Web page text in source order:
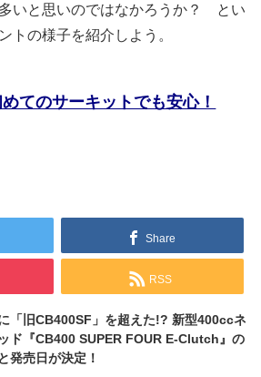
いと思いのではなかろうか？ とい
トの様子を紹介しよう。
てのサーキットでも安心！
Share
RSS
「旧CB400SF」を超えた!? 新型400ccネ
ド『CB400 SUPER FOUR E-Clutch』の
発売日が決定！